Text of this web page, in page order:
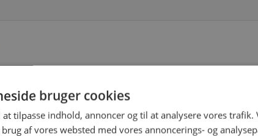
bruger cookies
tilpasse indhold, annoncer og til at analysere vores trafik.
af vores websted med vores annoncerings- og